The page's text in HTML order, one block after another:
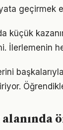
geçirmek
küçük
İlerlemenin